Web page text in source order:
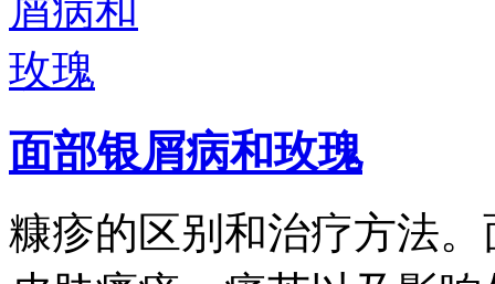
面部银屑病和玫瑰
糠疹的区别和治疗方法